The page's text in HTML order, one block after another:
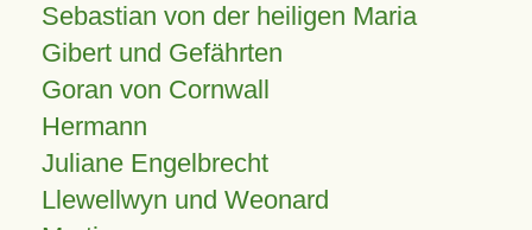
Sebastian von der heiligen Maria
Gibert und Gefährten
Goran von Cornwall
Hermann
Juliane Engelbrecht
Llewellwyn und Weonard